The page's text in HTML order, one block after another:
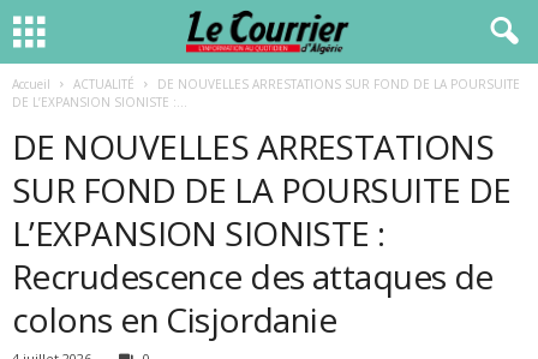
Accueil ACTUALITÉ
DE NOUVELLES ARRESTATIONS SUR FOND DE LA POURSUITE
DE L’EXPANSION SIONISTE :...
DE NOUVELLES ARRESTATIONS
SUR FOND DE LA POURSUITE DE
L’EXPANSION SIONISTE :
Recrudescence des attaques de
colons en Cisjordanie